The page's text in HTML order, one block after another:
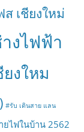
เชียงใหม่
งไฟฟ้า
งใหม
#รับ เดินสาย แลน
ยไฟในบ้าน 2562